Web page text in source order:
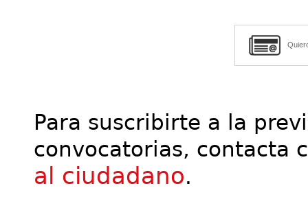
Para suscribirte a la
convocatorias, contacta
al ciudadano.